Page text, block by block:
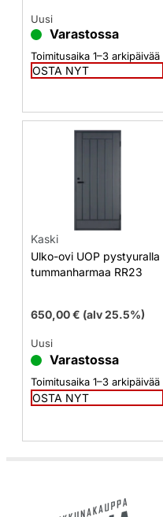
Uusi
Varastossa
Toimitusaika 1–3 arkipäivää
OSTA NYT
Kaski
Ulko-ovi UOP pystyuralla
tummanharmaa RR23
650,00€ (alv 25.5%)
Uusi
Varastossa
Toimitusaika 1–3 arkipäivää
OSTA NYT